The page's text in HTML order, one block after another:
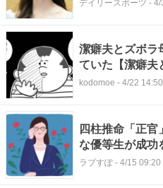
デイリースポーツ - 4/
潔癖夫とズボラ
ていた【潔癖夫
kodomoe - 4/22 14:50
四柱推命「正
な優等生が成功
ラブすぽ- 4/15 09:20